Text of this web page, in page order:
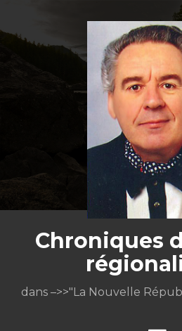
contenu
Chroniques
dans –>>"La Nouvelle